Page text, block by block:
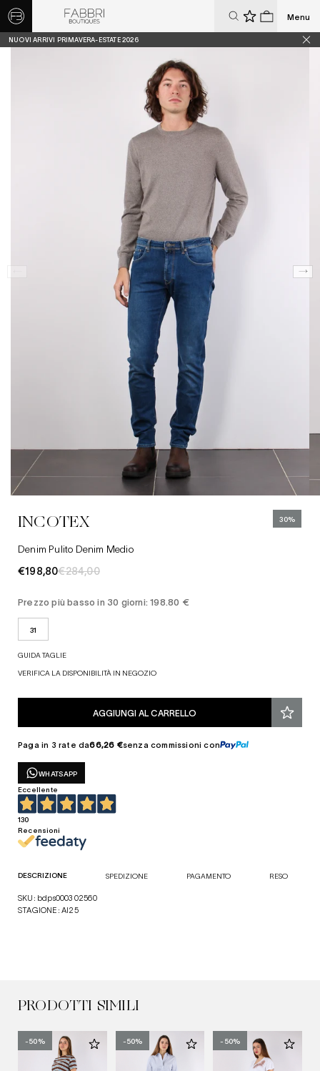
0 0
Menu
NUOVI ARRIVI PRIMAVERA-ESTATE 2026
30%
INCOTEX
Denim Pulito Denim Medio
€198,80€284,00
Prezzo più basso in 30 giorni: 198.80 €
31
GUIDA TAGLIE
VERIFICA LA DISPONIBILITÀ IN NEGOZIO
AGGIUNGI AL CARRELLO
Paga in 3 rate da66,26 €senza commissioni con
WHATSAPP
Eccellente
130
Recensioni
DESCRIZIONE SPEDIZIONE PAGAMENTO RESO
SKU: bdps0003 02560
STAGIONE: AI25
Abbigliamento
Jeans
Cappelli
PRODOTTI SIMILI
-50% -50% -50%